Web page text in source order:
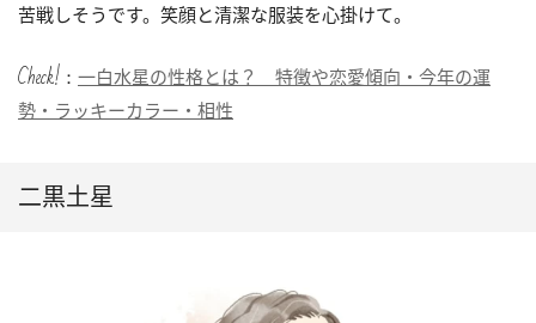
苦戦しそうです。笑顔と清潔な服装を心掛けて。
Check!： 一白水星の性格とは？ 特徴や恋愛傾向・今年の運
勢・ラッキーカラー・相性
二黒土星